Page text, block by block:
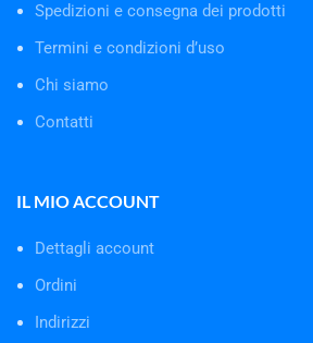
Spedizioni e consegna dei prodotti
Termini e condizioni d’uso
Chi siamo
Contatti
IL MIO ACCOUNT
Dettagli account
Ordini
Indirizzi